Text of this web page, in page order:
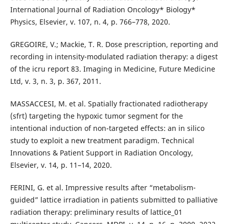
International Journal of Radiation Oncology* Biology*
Physics, Elsevier, v. 107, n. 4, p. 766–778, 2020.
GREGOIRE, V.; Mackie, T. R. Dose prescription, reporting and
recording in intensity-modulated radiation therapy: a digest
of the icru report 83. Imaging in Medicine, Future Medicine
Ltd, v. 3, n. 3, p. 367, 2011.
MASSACCESI, M. et al. Spatially fractionated radiotherapy
(sfrt) targeting the hypoxic tumor segment for the
intentional induction of non-targeted effects: an in silico
study to exploit a new treatment paradigm. Technical
Innovations & Patient Support in Radiation Oncology,
Elsevier, v. 14, p. 11–14, 2020.
FERINI, G. et al. Impressive results after “metabolism-
guided” lattice irradiation in patients submitted to palliative
radiation therapy: preliminary results of lattice_01